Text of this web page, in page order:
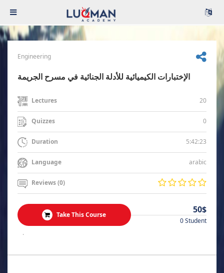
Engineering
الإختبارات الكيميائية للأدلة الجنائية في مسرح الجريمة
Lectures 20
Quizzes 0
Duration 5:42:23
Language arabic
Reviews (0)
Take This Course 50$
0 Student
.